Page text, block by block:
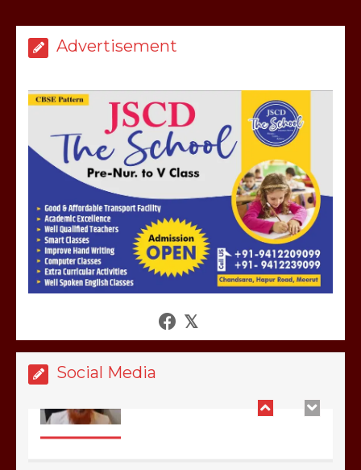
Advertisement
Social Media
उठाकर खाते कुत्ते का वीडियो इंटरनेट पर जमकर
हो रहा वायरल
होलिका रखने पर लात मार कर होलिका को किया
तहस नहस,मोहल्ले वालों के साथ की गई गाली
गलोच ,कहा अगर रखी गई होली तो होगा खून
March 11, 2025
आखिर क्यों जैनुल सालीकिन को शहर काजी नहीं
शफीकुर्रहमान रहमान ने